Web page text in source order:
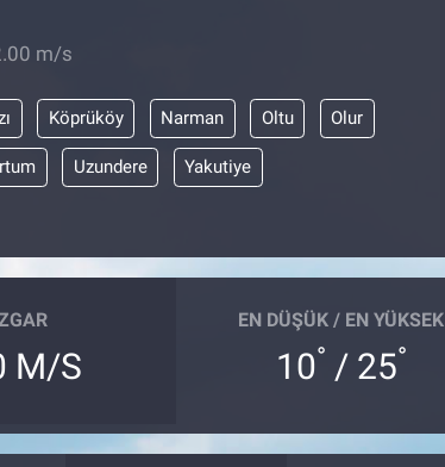
m/s
Köprüköy Narman Oltu Olur
Uzundere Yakutiye
M/S
EN DÜŞÜK / EN YÜKSEK
10° / 25°